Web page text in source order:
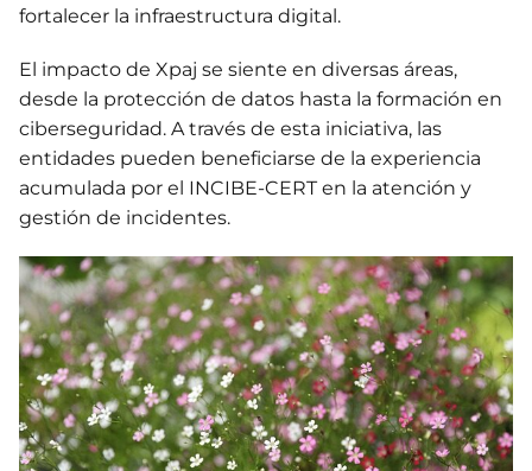
fortalecer la infraestructura digital.
El impacto de Xpaj se siente en diversas áreas,
desde la protección de datos hasta la formación en
ciberseguridad. A través de esta iniciativa, las
entidades pueden beneficiarse de la experiencia
acumulada por el INCIBE-CERT en la atención y
gestión de incidentes.